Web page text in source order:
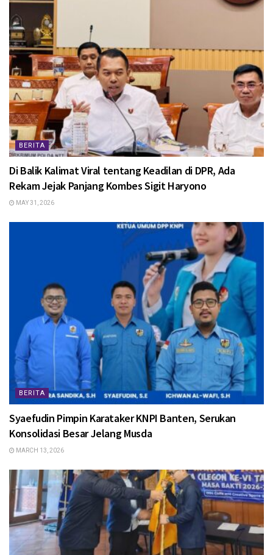
BERITA
Di Balik Kalimat Viral tentang Keadilan di DPR, Ada
Rekam Jejak Panjang Kombes Sigit Haryono
MAY 31, 2026
BERITA
Syaefudin Pimpin Karataker KNPI Banten, Serukan
Konsolidasi Besar Jelang Musda
MARCH 13, 2026